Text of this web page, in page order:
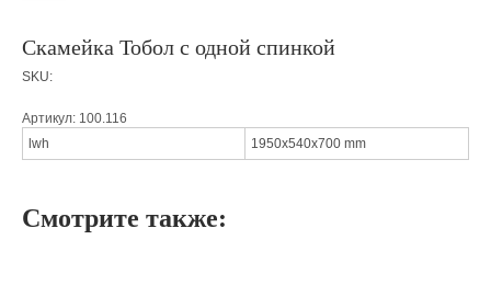
Скамейка Тобол с одной спинкой
SKU:
Артикул: 100.116
lwh
1950x540x700 mm
Смотрите также: